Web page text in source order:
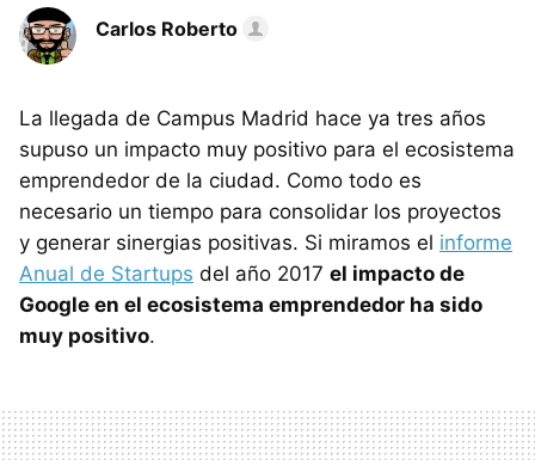
Carlos Roberto
La llegada de Campus Madrid hace ya tres años
supuso un impacto muy positivo para el ecosistema
emprendedor de la ciudad. Como todo es
necesario un tiempo para consolidar los proyectos
y generar sinergias positivas. Si miramos el informe
Anual de Startups del año 2017 el impacto de
Google en el ecosistema emprendedor ha sido
muy positivo.